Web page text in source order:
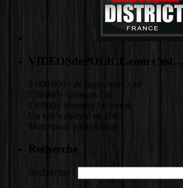
VIDEOSdePOLICE.com c’est…
3 000 000+ de pages vues / an
750 000+ visiteurs / an
130000+ abonnés facebook
Un site web créé en 2007
Merci pour votre fidélité !
Recherche
Rechercher :